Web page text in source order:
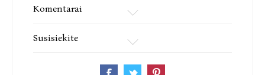
Komentarai
Susisiekite